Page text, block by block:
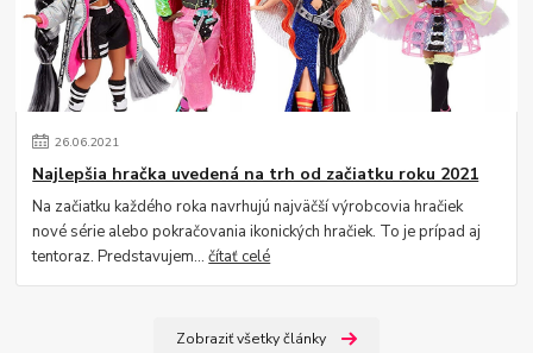
26.06.2021
Najlepšia hračka uvedená na trh od začiatku roku 2021
Na začiatku každého roka navrhujú najväčší výrobcovia hračiek
nové série alebo pokračovania ikonických hračiek. To je prípad aj
tentoraz. Predstavujem...čítať celé
Zobraziť všetky články